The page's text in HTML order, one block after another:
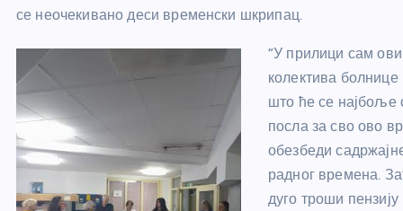
се неочекивано деси временски шкрипац.
“У прилици сам
колектива
што ће се најбоље
посла за сво ово
обезбеди
радног времена.
дуго троши